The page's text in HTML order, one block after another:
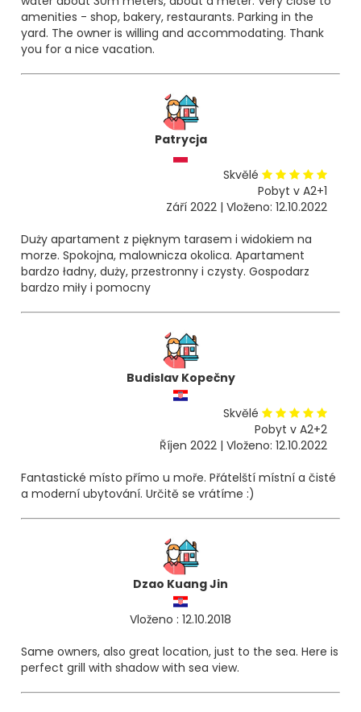
amenities - shop, bakery, restaurants. Parking in the
yard. The owner is willing and accommodating. Thank
you for a nice vacation.
Patrycja
Skvělé
Pobyt v A2+1
Září 2022 | Vloženo: 12.10.2022
Duży apartament z pięknym tarasem i widokiem na
morze. Spokojna, malownicza okolica. Apartament
bardzo ładny, duży, przestronny i czysty. Gospodarz
bardzo miły i pomocny
Budislav Kopečny
Skvělé
Pobyt v A2+2
Říjen 2022 | Vloženo: 12.10.2022
Fantastické místo přímo u moře. Přátelští místní a čisté
a moderní ubytování. Určitě se vrátíme :)
Dzao Kuang Jin
Vloženo : 12.10.2018
Same owners, also great location, just to the sea. Here is
perfect grill with shadow with sea view.